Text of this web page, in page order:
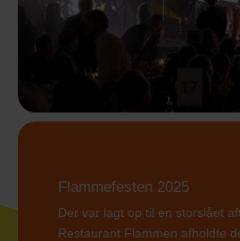
Flammefesten 2025
Der var lagt op til en storslået
Restaurant Flammen afholdte